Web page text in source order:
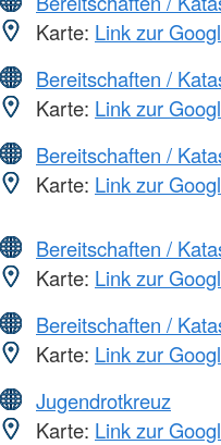
Karte: Link zur
Bereitschaften /
Karte: Link zur
Bereitschaften /
Karte: Link zur
Bereitschaften /
Karte: Link zur
Bereitschaften /
Karte: Link zur
Jugendrotkreuz
Karte: Link zur